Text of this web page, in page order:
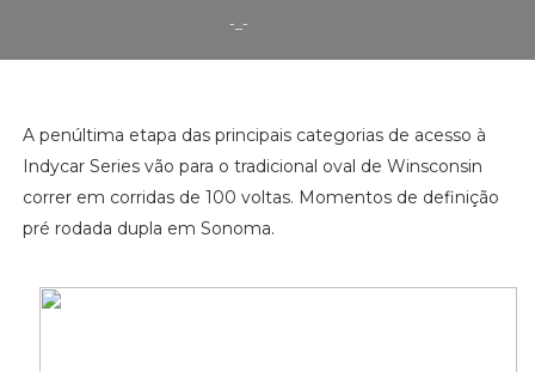
-_-
A penúltima etapa das principais categorias de acesso à
Indycar Series vão para o tradicional oval de Winsconsin
correr em corridas de 100 voltas. Momentos de definição
pré rodada dupla em Sonoma.